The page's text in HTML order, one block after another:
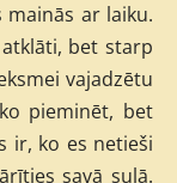
mainās ar laiku.
bet starp
vajadzētu
pieminēt, bet
ir, ko es netieši
savā sulā.